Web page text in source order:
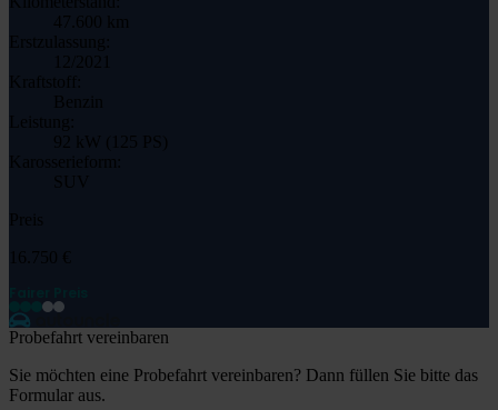
47.600 km
Erstzulassung:
12/2021
Kraftstoff:
Benzin
Leistung:
92 kW (125 PS)
Karosserieform:
SUV
Preis
16.750 €
Probefahrt vereinbaren
Sie möchten eine Probefahrt vereinbaren? Dann füllen Sie bitte das
Formular aus.